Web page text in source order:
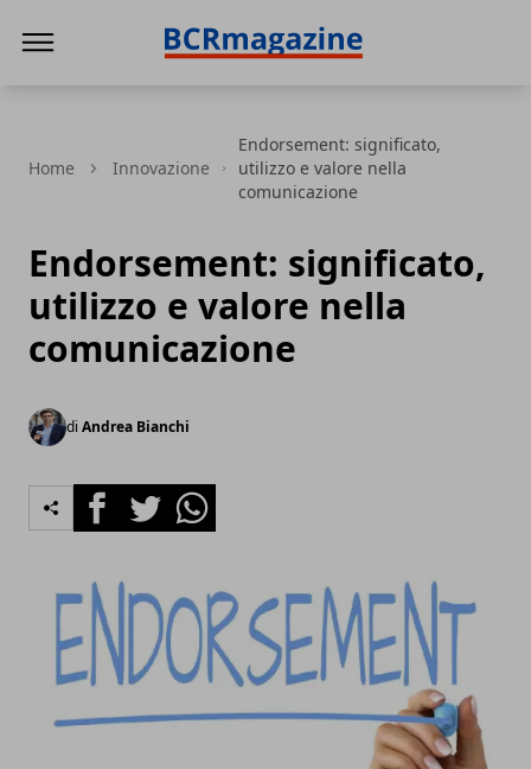
Home Innovazione
Endorsement: significato,
utilizzo e valore nella
comunicazione
Endorsement: significato,
utilizzo e valore nella
comunicazione
di Andrea Bianchi
FacebookTwitterWhatsapp